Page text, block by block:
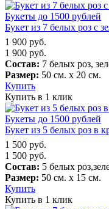
Букеты до 1500 рублей
Букет из 7 белых роз с
1 900 руб.
1 900 руб.
Состав: 7 белых роз,
Размер: 50 см. х 20 см.
Купить
Купить в 1 клик
Букеты до 1500 рублей
Букет из 5 белых роз в
1 500 руб.
1 500 руб.
Состав: 5 белых
Размер: 50 см. х 15 см.
Купить
Купить в 1 клик